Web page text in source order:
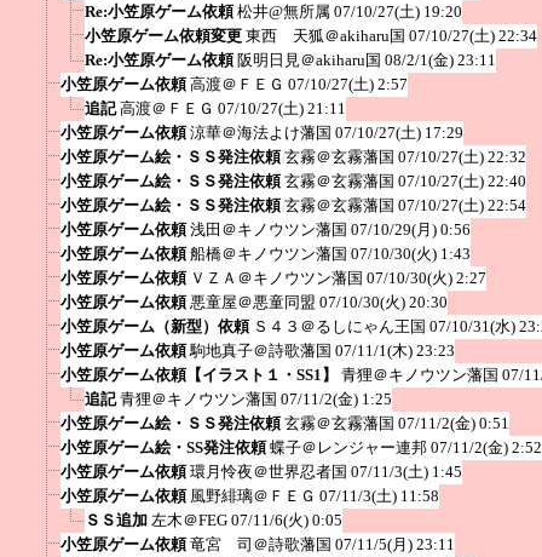
Re:小笠原ゲーム依頼 松井@無所属 07/10/27(土) 19:20
小笠原ゲーム依頼変更 東西 天狐＠akiharu国 07/10/27(土) 22:34
Re:小笠原ゲーム依頼 阪明日見＠akiharu国 08/2/1(金) 23:11
小笠原ゲーム依頼 高渡＠ＦＥＧ 07/10/27(土) 2:57
追記 高渡＠ＦＥＧ 07/10/27(土) 21:11
小笠原ゲーム依頼 涼華＠海法よけ藩国 07/10/27(土) 17:29
小笠原ゲーム絵・ＳＳ発注依頼 玄霧＠玄霧藩国 07/10/27(土) 22:32
小笠原ゲーム絵・ＳＳ発注依頼 玄霧＠玄霧藩国 07/10/27(土) 22:40
小笠原ゲーム絵・ＳＳ発注依頼 玄霧＠玄霧藩国 07/10/27(土) 22:54
小笠原ゲーム依頼 浅田＠キノウツン藩国 07/10/29(月) 0:56
小笠原ゲーム依頼 船橋＠キノウツン藩国 07/10/30(火) 1:43
小笠原ゲーム依頼 ＶＺＡ＠キノウツン藩国 07/10/30(火) 2:27
小笠原ゲーム依頼 悪童屋＠悪童同盟 07/10/30(火) 20:30
小笠原ゲーム（新型）依頼 Ｓ４３＠るしにゃん王国 07/10/31(水)
小笠原ゲーム依頼 駒地真子＠詩歌藩国 07/11/1(木) 23:23
小笠原ゲーム依頼【イラスト１・SS1】
青狸＠キノウツン藩国 07/
追記 青狸＠キノウツン藩国 07/11/2(金) 1:25
小笠原ゲーム絵・ＳＳ発注依頼 玄霧＠玄霧藩国 07/11/2(金) 0:51
小笠原ゲーム絵・SS発注依頼 蝶子＠レンジャー連邦 07/11/2(金) 2:52
小笠原ゲーム依頼 環月怜夜＠世界忍者国 07/11/3(土) 1:45
小笠原ゲーム依頼 風野緋璃＠ＦＥＧ 07/11/3(土) 11:58
ＳＳ追加 左木＠FEG 07/11/6(火) 0:05
小笠原ゲーム依頼 竜宮 司＠詩歌藩国 07/11/5(月) 23:11